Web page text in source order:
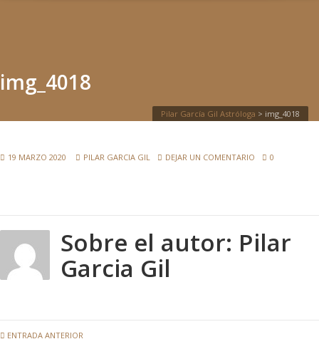
img_4018
Pilar García Gil Astróloga > img_4018
19 MARZO 2020 PILAR GARCIA GIL DEJAR UN COMENTARIO 0
Sobre el autor: Pilar
Garcia Gil
ENTRADA ANTERIOR